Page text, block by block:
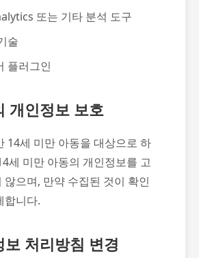
또는 기타 분석 도구
술
플러그인
개인정보 보호
14세 미만 아동을 대상으로 하
세 미만 아동의 개인정보를 고
않으며, 만약 수집된 것이 확인
합니다.
처리방침 변경